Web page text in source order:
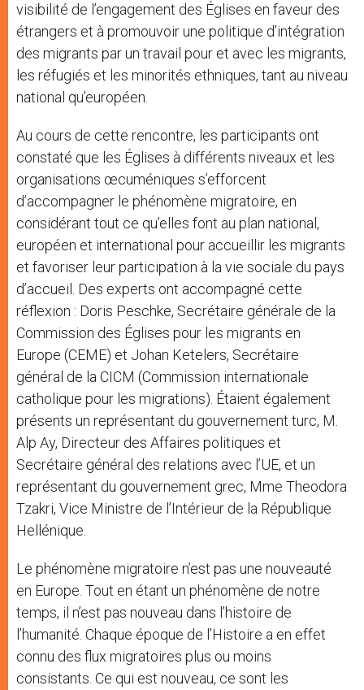
visibilité de l’engagement des Églises en faveur des
étrangers et à promouvoir une politique d’intégration
des migrants par un travail pour et avec les migrants,
les réfugiés et les minorités ethniques, tant au niveau
national qu’européen.
Au cours de cette rencontre, les participants ont
constaté que les Églises à différents niveaux et les
organisations œcuméniques s’efforcent
d’accompagner le phénomène migratoire, en
considérant tout ce qu’elles font au plan national,
européen et international pour accueillir les migrants
et favoriser leur participation à la vie sociale du pays
d’accueil. Des experts ont accompagné cette
réflexion : Doris Peschke, Secrétaire générale de la
Commission des Églises pour les migrants en
Europe (CEME) et Johan Ketelers, Secrétaire
général de la CICM (Commission internationale
catholique pour les migrations). Étaient également
présents un représentant du gouvernement turc, M.
Alp Ay, Directeur des Affaires politiques et
Secrétaire général des relations avec l’UE, et un
représentant du gouvernement grec, Mme Theodora
Tzakri, Vice Ministre de l’Intérieur de la République
Hellénique.
Le phénomène migratoire n’est pas une nouveauté
en Europe. Tout en étant un phénomène de notre
temps, il n’est pas nouveau dans l’histoire de
l’humanité. Chaque époque de l’Histoire a en effet
connu des flux migratoires plus ou moins
consistants. Ce qui est nouveau, ce sont les